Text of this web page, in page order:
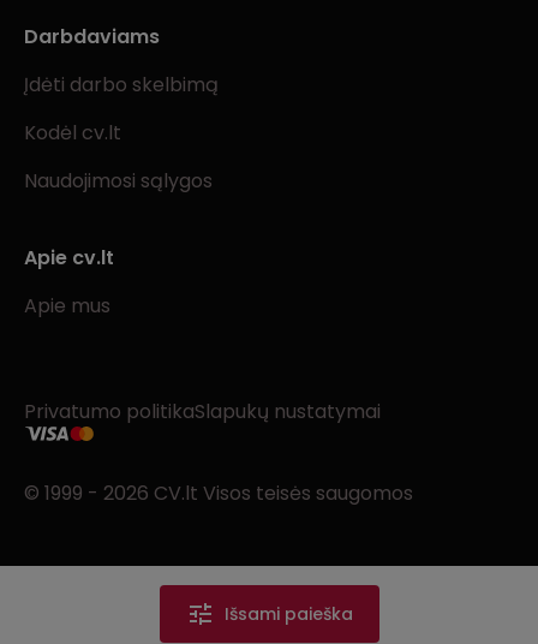
Išsami paieška
Darbdaviams
Įdėti darbo skelbimą
Kodėl cv.lt
Naudojimosi sąlygos
Apie cv.lt
Apie mus
Privatumo politikaSlapukų nustatymai
© 1999 - 2026 CV.lt Visos teisės saugomos